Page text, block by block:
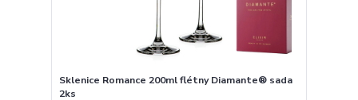
Sklenice Romance 200ml flétny Diamante® sada
2ks